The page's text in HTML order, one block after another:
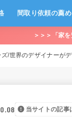
間取り依頼の薦め
＞＞＞「家
ズ 世界のデザイナーが
当サイトの記事